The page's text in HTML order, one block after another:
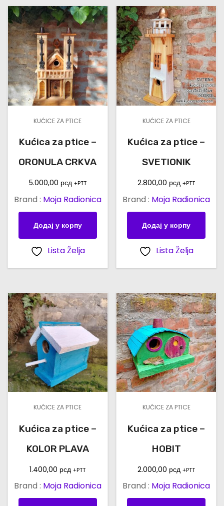
O
R
к
о
л
и
KUĆICE ZA PTICE
Kućica za ptice –
ORONULA CRKVA
5.000,00 рсд +PTT
Brand : Moja Radionica
Додај у корпу
Lista Želja
KUĆICE ZA PTICE
Kućica za ptice –
SVETIONIK
2.800,00 рсд +PTT
Brand : Moja Radionica
Додај у корпу
Lista Želja
KUĆICE ZA PTICE
Kućica za ptice –
KOLOR PLAVA
1.400,00 рсд +PTT
Brand : Moja Radionica
KUĆICE ZA PTICE
Kućica za ptice –
HOBIT
2.000,00 рсд +PTT
Brand : Moja Radionica